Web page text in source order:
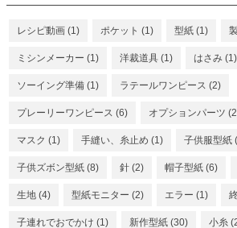
レシピ動画 (1) ポケット (1) 型紙 (1)
ミシンメーカー (1) 洋裁道具 (1) はさみ (1)
ソーイング準備 (1) ラテールワンピース (2)
プレーリーワンピース (6) オプションパーツ
マスク (1) 手縫い、糸止め (1) 子供服型紙
子供ズボン型紙 (8) 針 (2) 帽子型紙 (6)
生地 (4) 型紙モニター (2) エラー (1)
子連れでおでかけ (1) 新作型紙 (30) 小糸